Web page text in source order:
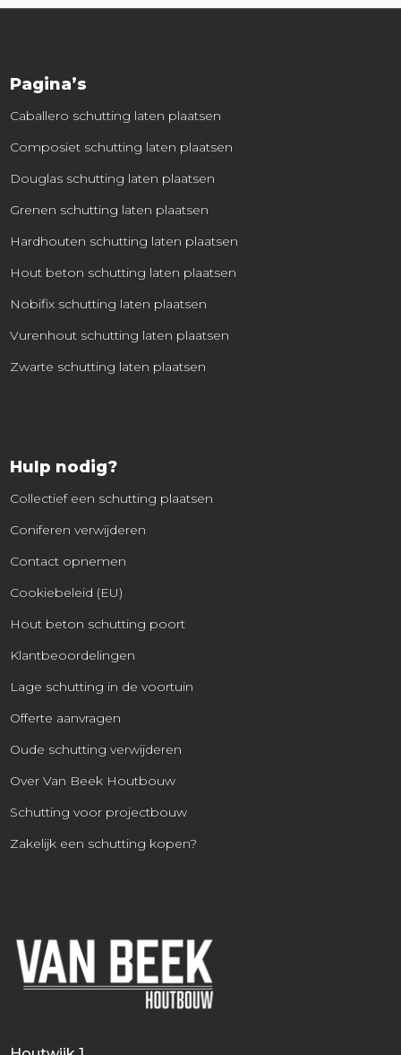
Pagina’s
Caballero schutting laten plaatsen
Composiet schutting laten plaatsen
Douglas schutting laten plaatsen
Grenen schutting laten plaatsen
Hardhouten schutting laten plaatsen
Hout beton schutting laten plaatsen
Nobifix schutting laten plaatsen
Vurenhout schutting laten plaatsen
Zwarte schutting laten plaatsen
Hulp nodig?
Collectief een schutting plaatsen
Coniferen verwijderen
Contact opnemen
Cookiebeleid (EU)
Hout beton schutting poort
Klantbeoordelingen
Lage schutting in de voortuin
Offerte aanvragen
Oude schutting verwijderen
Over Van Beek Houtbouw
Schutting voor projectbouw
Zakelijk een schutting kopen?